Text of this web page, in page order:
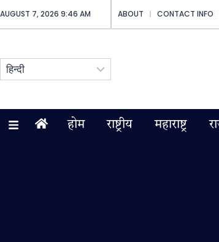
AUGUST 7, 2026 9:46 AM ABOUT CONTACT INFO
होम राष्ट्रीय महाराष्ट्र